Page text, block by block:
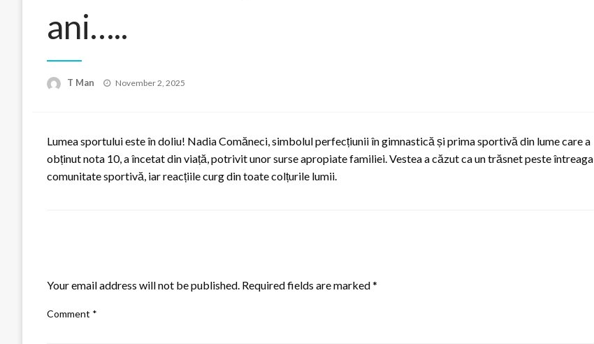
ani…..
T Man
Posted
November 2, 2025
Lumea sportului este în doliu! Nadia Comăneci, simbolul perfecțiunii în gimnastică și prima sportivă din lume care a
obținut nota 10, a încetat din viață, potrivit unor surse apropiate familiei. Vestea a căzut ca un trăsnet peste întreaga
comunitate sportivă, iar reacțiile curg din toate colțurile lumii.
Your email address will not be published. Required fields are marked*
Comment *